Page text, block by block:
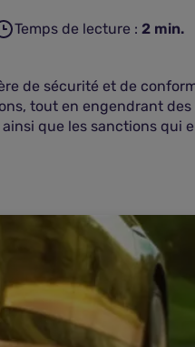
Temps de lecture : 2 min.
de sécurité et de
tout en engendrant
que les sanctions qui